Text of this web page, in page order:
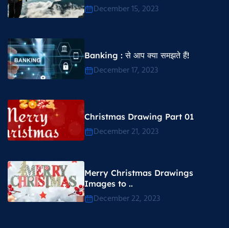
December 15, 2023
Banking : से आप क्या समझते हैं!
December 17, 2023
Christmas Drawing Part 01
December 21, 2023
Merry Christmas Drawings
Images to ..
December 22, 2023